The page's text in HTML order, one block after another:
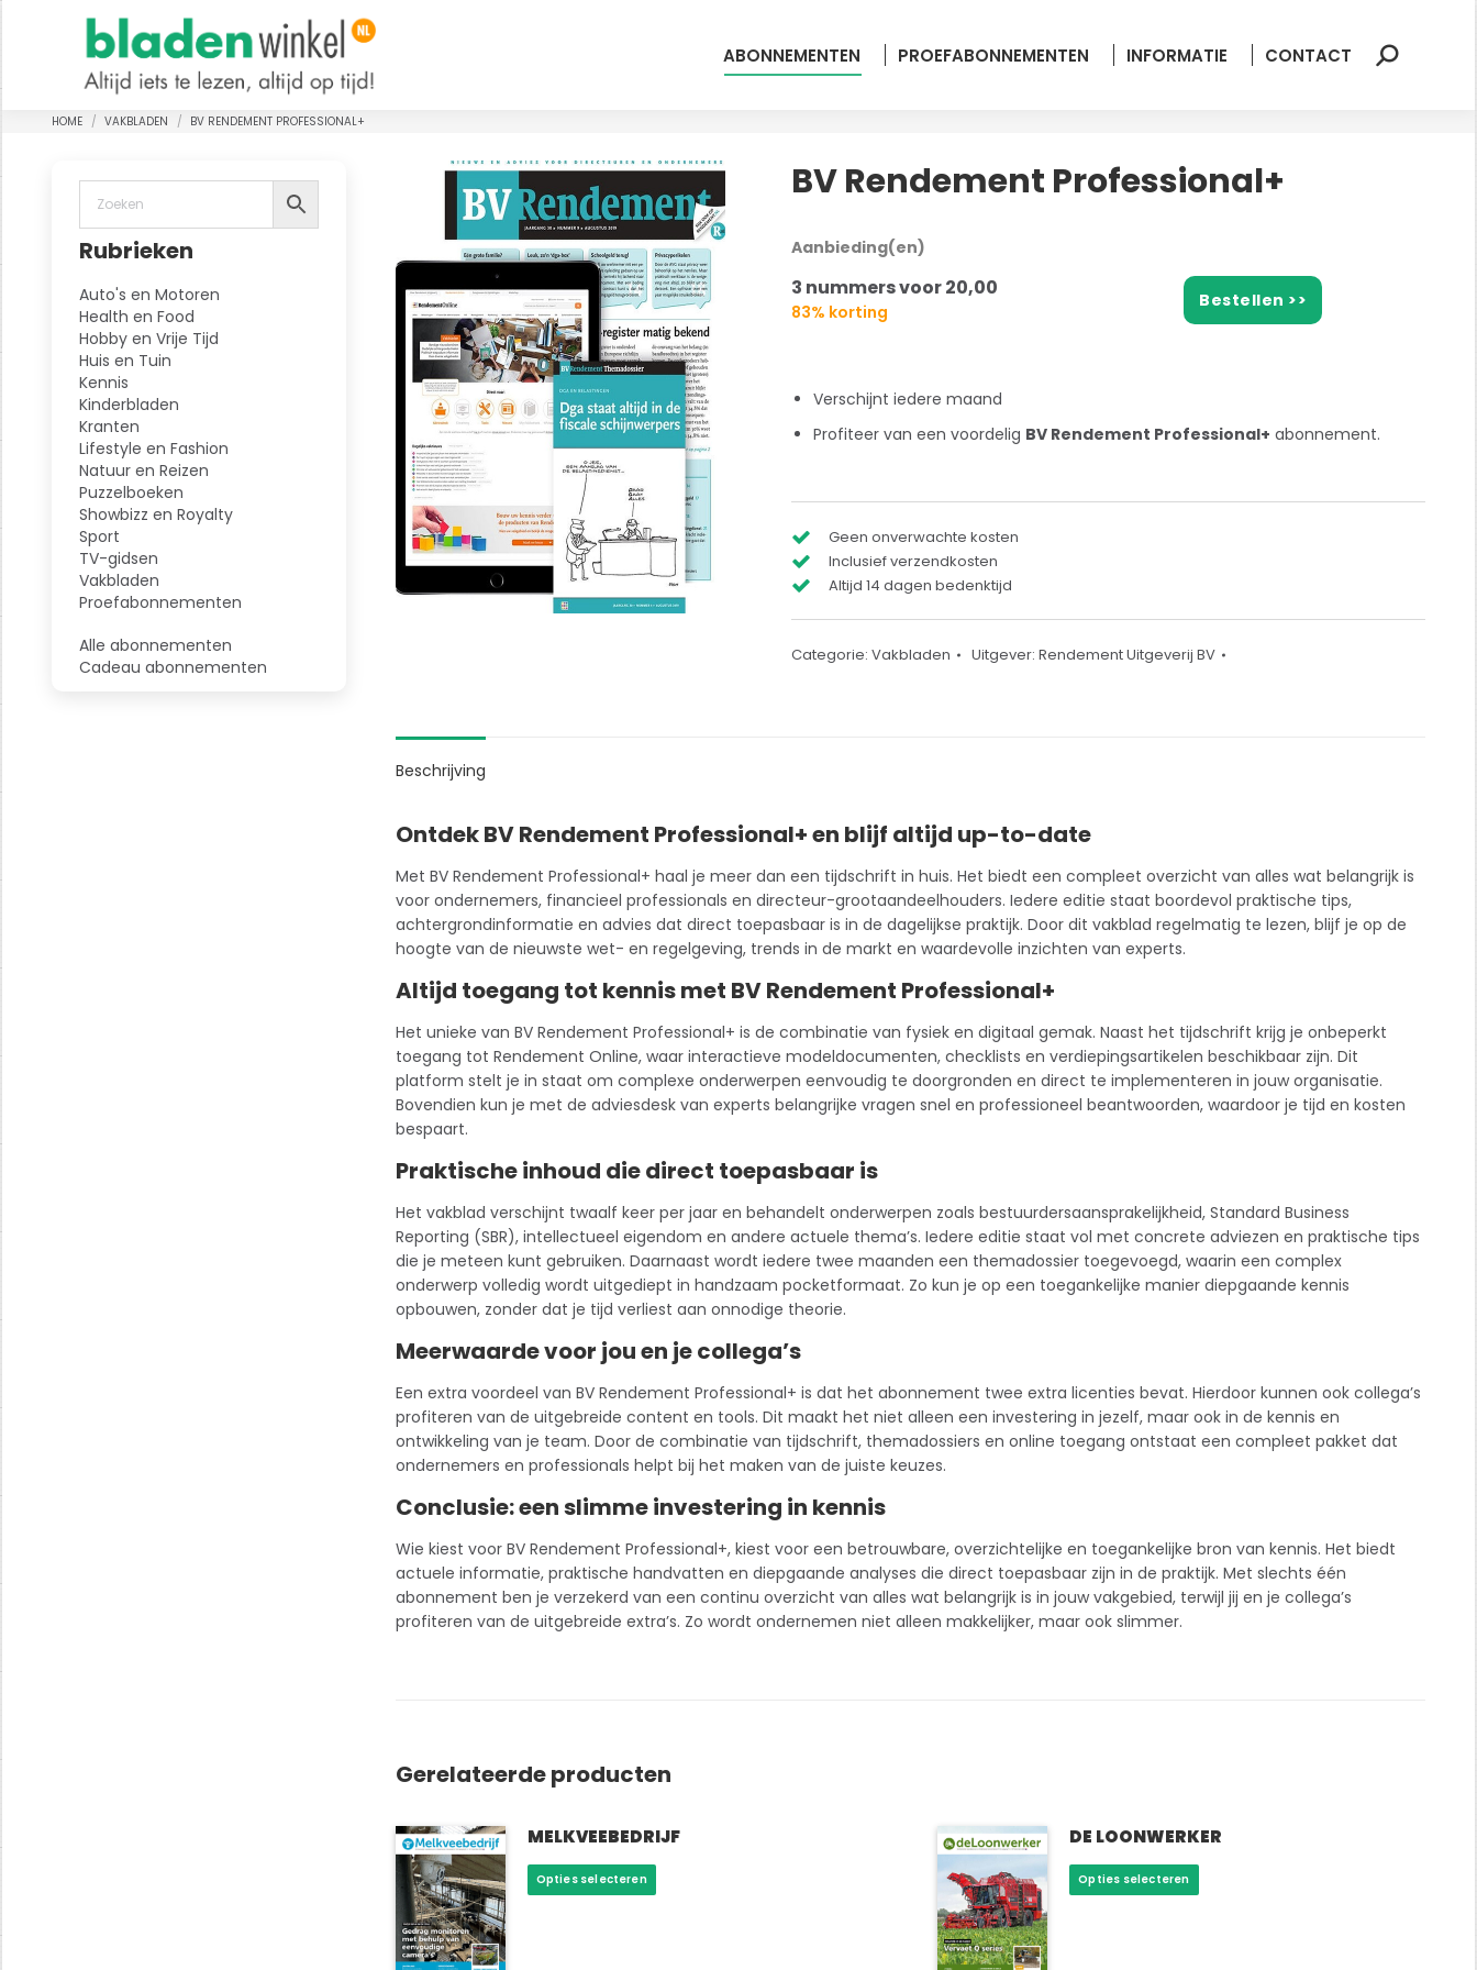
ABONNEMENTEN PROEFABONNEMENTEN INFORMATIE CONTACT Zoeken:
Je bent hier:
HOME VAKBLADEN BV RENDEMENT PROFESSIONAL+
BV Rendement Professional+
Aanbieding(en)
3 nummers voor 20,00
83% korting
Bestellen >>
Verschijnt iedere maand
Profiteer van een voordelig BV Rendement Professional+ abonnement.
Geen onverwachte kosten
Inclusief verzendkosten
Altijd 14 dagen bedenktijd
Categorie: Vakbladen Uitgever: Rendement Uitgeverij BV
Beschrijving
Ontdek BV Rendement Professional+ en blijf altijd up-to-date
Met BV Rendement Professional+ haal je meer dan een tijdschrift in huis. Het biedt een compleet overzicht van alles wat belangrijk is
voor ondernemers, financieel professionals en directeur-grootaandeelhouders. Iedere editie staat boordevol praktische tips,
achtergrondinformatie en advies dat direct toepasbaar is in de dagelijkse praktijk. Door dit vakblad regelmatig te lezen, blijf je op de
hoogte van de nieuwste wet- en regelgeving, trends in de markt en waardevolle inzichten van experts.
Altijd toegang tot kennis met BV Rendement Professional+
Het unieke van BV Rendement Professional+ is de combinatie van fysiek en digitaal gemak. Naast het tijdschrift krijg je onbeperkt
toegang tot Rendement Online, waar interactieve modeldocumenten, checklists en verdiepingsartikelen beschikbaar zijn. Dit
platform stelt je in staat om complexe onderwerpen eenvoudig te doorgronden en direct te implementeren in jouw organisatie.
Bovendien kun je met de adviesdesk van experts belangrijke vragen snel en professioneel beantwoorden, waardoor je tijd en kosten
bespaart.
Praktische inhoud die direct toepasbaar is
Het vakblad verschijnt twaalf keer per jaar en behandelt onderwerpen zoals bestuurdersaansprakelijkheid, Standard Business
Reporting (SBR), intellectueel eigendom en andere actuele thema’s. Iedere editie staat vol met concrete adviezen en praktische tips
die je meteen kunt gebruiken. Daarnaast wordt iedere twee maanden een themadossier toegevoegd, waarin een complex
onderwerp volledig wordt uitgediept in handzaam pocketformaat. Zo kun je op een toegankelijke manier diepgaande kennis
opbouwen, zonder dat je tijd verliest aan onnodige theorie.
Meerwaarde voor jou en je collega’s
Een extra voordeel van BV Rendement Professional+ is dat het abonnement twee extra licenties bevat. Hierdoor kunnen ook collega’s
profiteren van de uitgebreide content en tools. Dit maakt het niet alleen een investering in jezelf, maar ook in de kennis en
ontwikkeling van je team. Door de combinatie van tijdschrift, themadossiers en online toegang ontstaat een compleet pakket dat
ondernemers en professionals helpt bij het maken van de juiste keuzes.
Conclusie: een slimme investering in kennis
Wie kiest voor BV Rendement Professional+, kiest voor een betrouwbare, overzichtelijke en toegankelijke bron van kennis. Het biedt
actuele informatie, praktische handvatten en diepgaande analyses die direct toepasbaar zijn in de praktijk. Met slechts één
abonnement ben je verzekerd van een continu overzicht van alles wat belangrijk is in jouw vakgebied, terwijl jij en je collega’s
profiteren van de uitgebreide extra’s. Zo wordt ondernemen niet alleen makkelijker, maar ook slimmer.
Gerelateerde producten
MELKVEEBEDRIJF
Opties selecteren
product
DE LOONWERKER
Opties selecteren
product
Rubrieken
Auto's en Motoren
Health en Food
Hobby en Vrije Tijd
Huis en Tuin
Kennis
Kinderbladen
Kranten
Lifestyle en Fashion
Natuur en Reizen
Puzzelboeken
Showbizz en Royalty
Sport
TV-gidsen
Vakbladen
Proefabonnementen
Alle abonnementen
Cadeau abonnementen